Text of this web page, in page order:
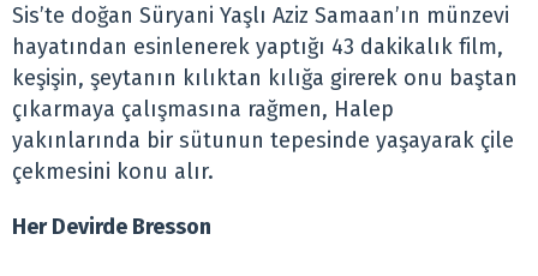
Sis’te doğan Süryani Yaşlı Aziz Samaan’ın münzevi
hayatından esinlenerek yaptığı 43 dakikalık film,
keşişin, şeytanın kılıktan kılığa girerek onu baştan
çıkarmaya çalışmasına rağmen, Halep
yakınlarında bir sütunun tepesinde yaşayarak çile
çekmesini konu alır.
Her Devirde Bresson